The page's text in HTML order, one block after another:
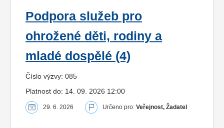
Podpora služeb pro
ohrožené děti, rodiny a
mladé dospělé (4)
Číslo výzvy: 085
Platnost do: 14. 09. 2026 12:00
29. 6. 2026 Určeno pro: Veřejnost, Žadatel